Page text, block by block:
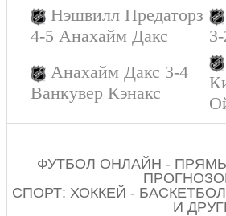
Нэшвилл Предаторз
4-5 Анахайм Дакс
Анахайм Дакс 3-4
Ванкувер Кэнакс
ФУТБОЛ ОНЛАЙН -
СПОРТ: ХОККЕЙ -
И